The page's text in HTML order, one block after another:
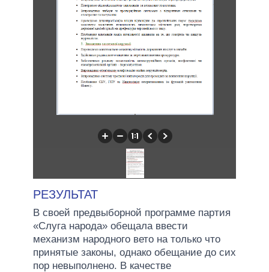
РЕЗУЛЬТАТ
В своей предвыборной программе партия
«Слуга народа» обещала ввести
механизм народного вето на только что
принятые законы, однако обещание до сих
пор невыполнено. В качестве